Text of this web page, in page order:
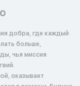
добра, где каждый
больше,
чья миссия
оказывает